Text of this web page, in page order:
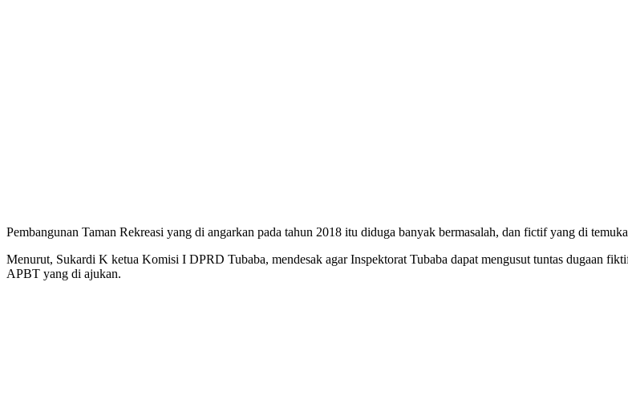
Pembangunan Taman Rekreasi yang di angarkan pada tahun 2018 itu diduga banyak bermasalah, dan fictif yang di
Menurut, Sukardi K ketua Komisi I DPRD Tubaba, mendesak agar Inspektorat Tubaba dapat mengusut tuntas dugaan
APBT yang di ajukan.